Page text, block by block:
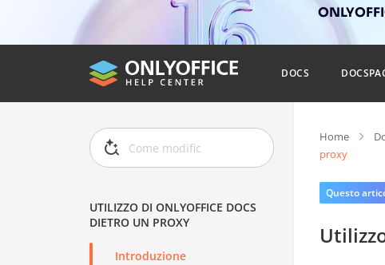
DOCS
UTILIZZO DI ONLYOFFICE DOCS
DIETRO UN PROXY
Introduzione
Home
proxy
Questo